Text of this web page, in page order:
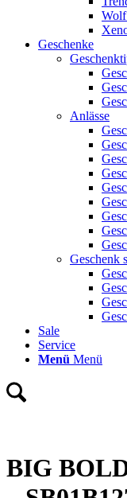
Geschenke
Anlässe
Geschenk
Sale
Service
Menü Menü
BIG